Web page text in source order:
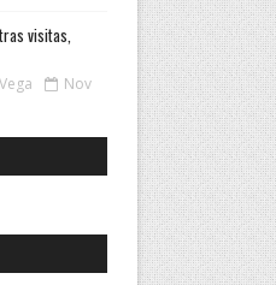
visitas,
Nov